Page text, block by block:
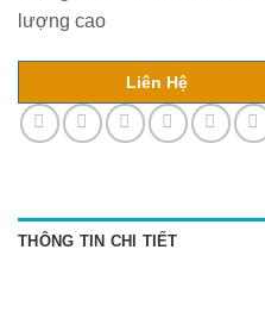
lượng cao
Liên Hệ
THÔNG TIN CHI TIẾT